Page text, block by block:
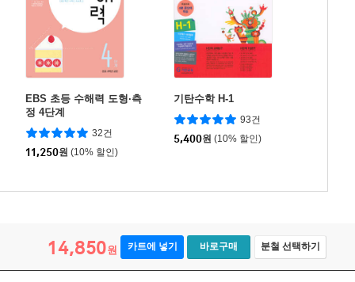
EBS 초등 수해력 도형·측
정 4단계
32건
11,250원 (10% 할인)
기탄수학 H-1
93건
5,400원 (10% 할인)
14,850원 카트에 넣기 바로구매 분철 선택하기